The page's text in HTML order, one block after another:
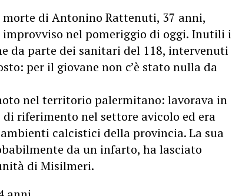
di Antonino Rattenuti, 37 anni,
nel pomeriggio di oggi. Inutili i
da parte dei sanitari del 118, intervenuti
per il giovane non c’è stato nulla da
nel territorio palermitano: lavorava in
riferimento nel settore avicolo ed era
calcistici della provincia. La sua
da un infarto, ha lasciato
di Misilmeri.